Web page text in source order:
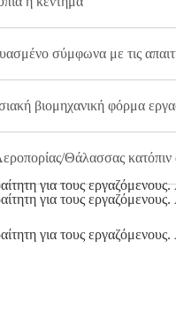
σύμφωνα με τις
βιομηχανική φόρμα
Θάλασσας κατόπιν